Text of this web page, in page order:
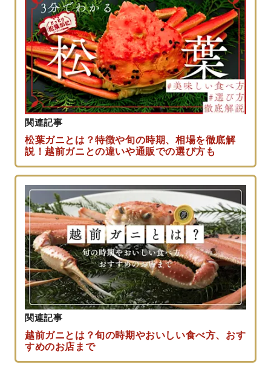
関連記事
松葉ガニとは？特徴や旬の時期、相場を徹底解
説！越前ガニとの違いや通販での選び方も
関連記事
越前ガニとは？旬の時期やおいしい食べ方、おす
すめのお店まで